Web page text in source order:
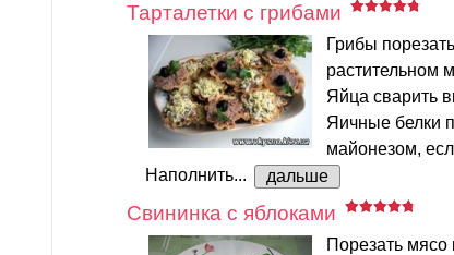
Тарталетки с грибами
Грибы
растительном
Яйца сварить
Яичные белки
майонезом,
Наполнить...
дальше
Свининка с яблоками
Порезать мясо